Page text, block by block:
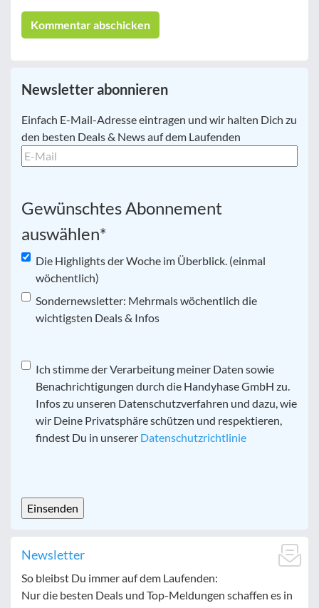
Newsletter abonnieren
E-
Mail *
Einfach E-Mail-Adresse eintragen und wir halten Dich zu
den besten Deals & News auf dem Laufenden
Gewünschtes Abonnement
auswählen*
Die Highlights der Woche im Überblick. (einmal
wöchentlich)
Sondernewsletter: Mehrmals wöchentlich die
wichtigsten Deals & Infos
Datenschutz*
Ich stimme der Verarbeitung meiner Daten sowie
Benachrichtigungen durch die Handyhase GmbH zu.
Infos zu unseren Datenschutzverfahren und dazu, wie
wir Deine Privatsphäre schützen und respektieren,
findest Du in unserer Datenschutzrichtlinie
Newsletter
So bleibst Du immer auf dem Laufenden:
Nur die besten Deals und Top-Meldungen schaffen es in